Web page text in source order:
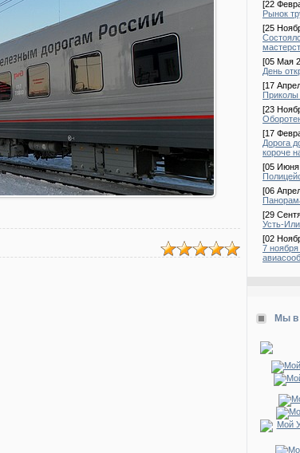
[22
Рынок
[25
[05 Мая
День
[17
Приколы
[23
[17
Дорога
короче
[05 Июня
[06
[29
Усть-
[02
7 ноября
Мы в